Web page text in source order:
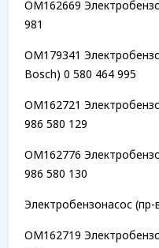
OM162669
981
OM179341
Bosch) 0 580 464 995
OM162721
986 580 129
OM162776
986 580 130
Электробензонасос
OM162719